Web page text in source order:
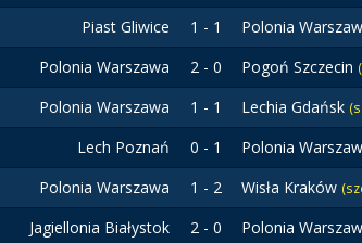
Piast Gliwice 1 - 1 Polonia
Polonia Warszawa 2 - 0 Pogoń Szczecin
Polonia Warszawa 1 - 1 Lechia Gdańsk
Lech Poznań 0 - 1 Polonia
Polonia Warszawa 1 - 2 Wisła Kraków
Jagiellonia Białystok 2 - 0 Polonia